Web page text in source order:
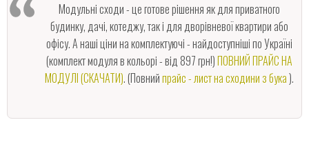
Модульні сходи - це готове рішення як для приватного
будинку, дачі, котеджу, так і для дворівневої квартири або
офісу. А наші ціни на комплектуючі - найдоступніші по Україні
(комплект модуля в кольорі - від 897 грн!)ПОВНИЙ ПРАЙС НА
МОДУЛІ(СКАЧАТИ). (Повнийпрайс - лист на сходини з бука).